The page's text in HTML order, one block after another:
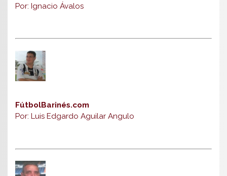
Por: Ignacio Ávalos
FútbolBarinés.com
Por: Luis Edgardo Aguilar Angulo